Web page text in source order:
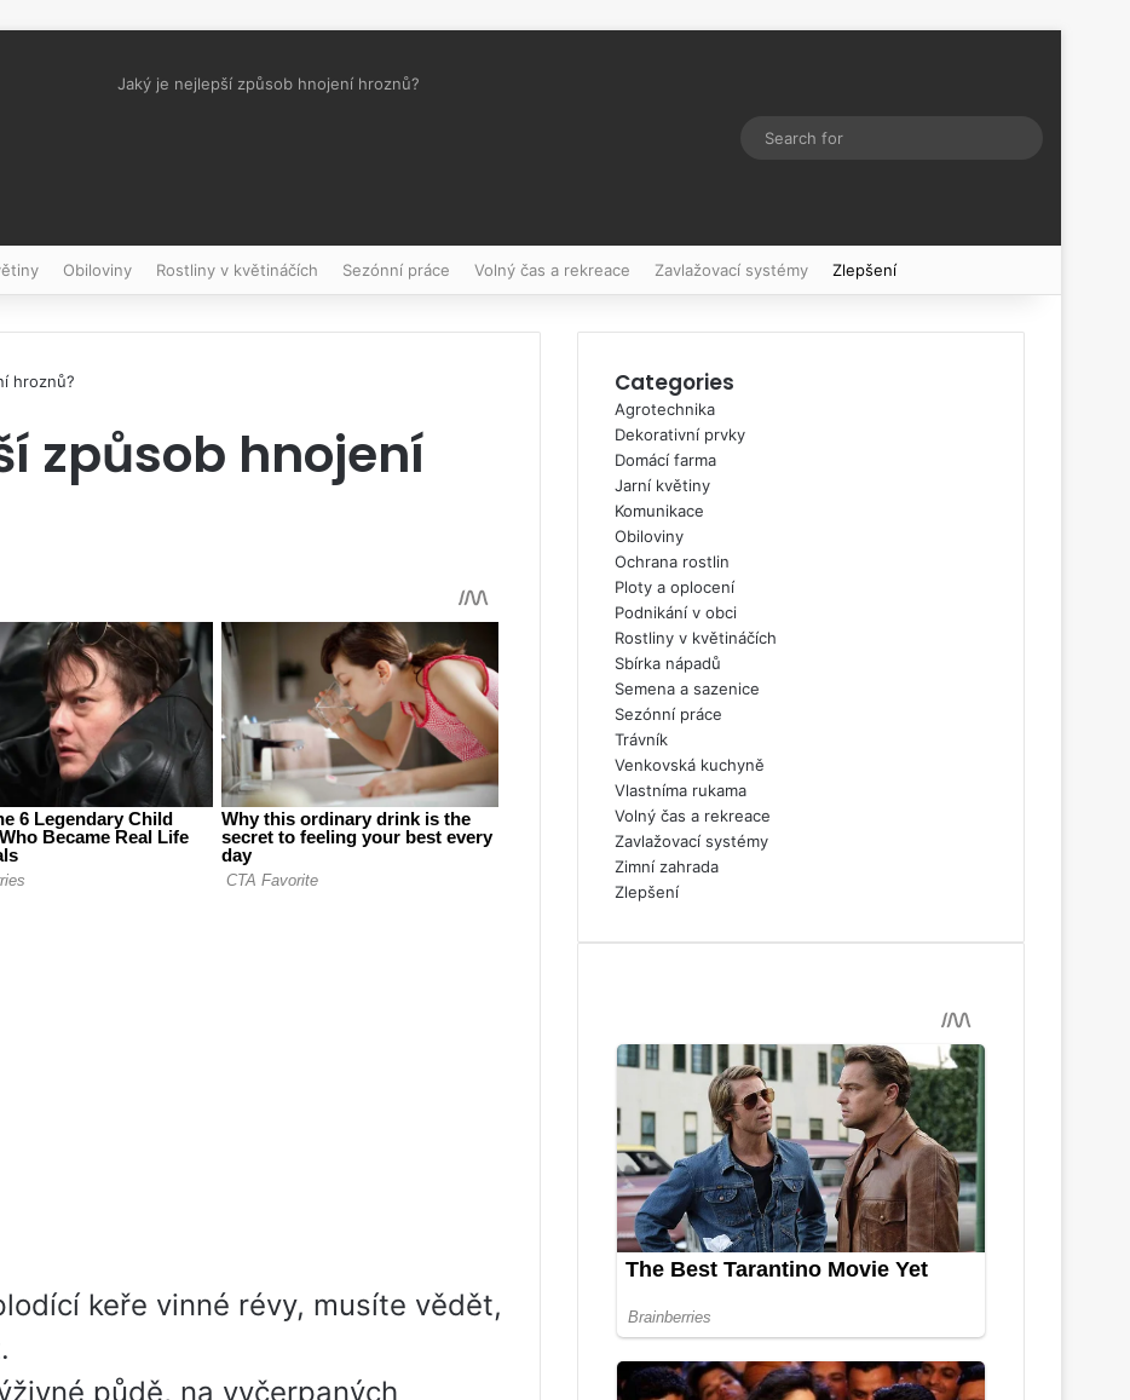
Jaký je nejlepší způsob hnojení hroznů?
Switch skin
Obiloviny Rostliny v květináčích Sezónní práce Volný čas a rekreace Zavlažovací systémy Zlepšení
hroznů?
způsob hnojení
keře vinné révy, musíte vědět,
půdě, na vyčerpaných
Categories
Agrotechnika
Dekorativní prvky
Domácí farma
Jarní květiny
Komunikace
Obiloviny
Ochrana rostlin
Ploty a oplocení
Podnikání v obci
Rostliny v květináčích
Sbírka nápadů
Semena a sazenice
Sezónní práce
Trávník
Venkovská kuchyně
Vlastníma rukama
Volný čas a rekreace
Zavlažovací systémy
Zimní zahrada
Zlepšení